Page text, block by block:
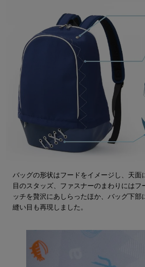
バッグの形状はフードをイメージし、天面
目のスタッズ、ファスナーのまわりにはフ
ッチを贅沢にあしらったほか、バッグ下部
縫い目も再現しました。